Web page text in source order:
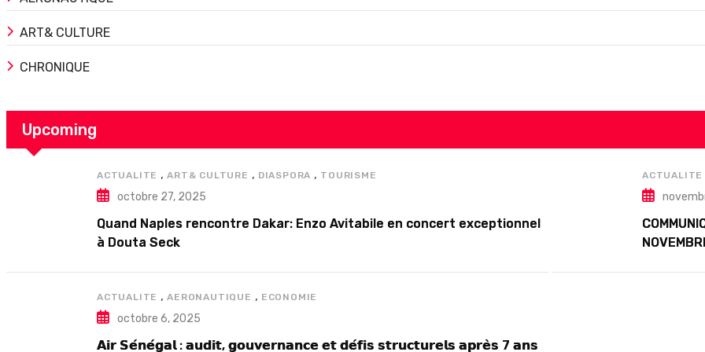
ART& CULTURE
CHRONIQUE
Upcoming
ACTUALITE ,ART& CULTURE , DIASPORA , TOURISME
octobre 27, 2025
Quand Naples rencontre Dakar: Enzo Avitabile en concert exceptionnel
à Douta Seck
ACTUALITE
ACTUALITE ,AERONAUTIQUE , ECONOMIE
octobre 6, 2025
𝗔𝗶𝗿 𝗦𝗲́𝗻𝗲́𝗴𝗮𝗹 : 𝗮𝘂𝗱𝗶𝘁, 𝗴𝗼𝘂𝘃𝗲𝗿𝗻𝗮𝗻𝗰𝗲 𝗲𝘁 𝗱𝗲́𝗳𝗶𝘀 𝘀𝘁𝗿𝘂𝗰𝘁𝘂𝗿𝗲𝗹𝘀 𝗮𝗽𝗿𝗲̀𝘀 7 𝗮𝗻𝘀